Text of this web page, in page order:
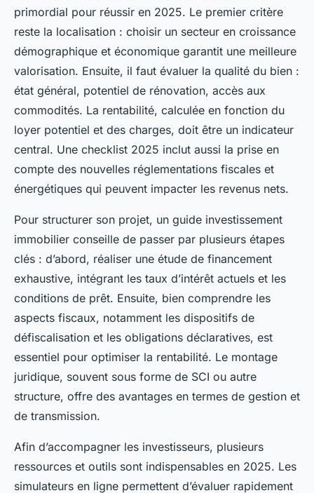
primordial pour réussir en 2025. Le premier critère
reste la localisation : choisir un secteur en croissance
démographique et économique garantit une meilleure
valorisation. Ensuite, il faut évaluer la qualité du bien :
état général, potentiel de rénovation, accès aux
commodités. La rentabilité, calculée en fonction du
loyer potentiel et des charges, doit être un indicateur
central. Une checklist 2025 inclut aussi la prise en
compte des nouvelles réglementations fiscales et
énergétiques qui peuvent impacter les revenus nets.
Pour structurer son projet, un guide investissement
immobilier conseille de passer par plusieurs étapes
clés : d’abord, réaliser une étude de financement
exhaustive, intégrant les taux d’intérêt actuels et les
conditions de prêt. Ensuite, bien comprendre les
aspects fiscaux, notamment les dispositifs de
défiscalisation et les obligations déclaratives, est
essentiel pour optimiser la rentabilité. Le montage
juridique, souvent sous forme de SCI ou autre
structure, offre des avantages en termes de gestion et
de transmission.
Afin d’accompagner les investisseurs, plusieurs
ressources et outils sont indispensables en 2025. Les
simulateurs en ligne permettent d’évaluer rapidement